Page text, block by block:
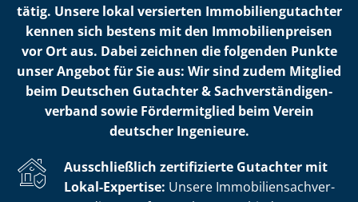
tätig. Unsere lokal versierten Im­mo­bi­li­en­gut­ach­ter
kennen sich bestens mit den Im­mo­bi­li­en­prei­sen
vor Ort aus. Dabei zeichnen die folgenden Punkte
unser Angebot für Sie aus: Wir sind zudem Mitglied
beim Deutschen Gutachter & Sach­ver­stän­di­gen­
ver­band sowie Fördermitglied beim Verein
deutscher Ingenieure.
Ausschließlich zertifizierte Gutachter mit
Lokal-Expertise: Unsere Im­mo­bi­li­en­sach­ver­